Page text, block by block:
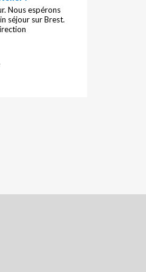
Nous espérons
séjour sur Brest.
dans notre
belle source de
Tiffany, adjointe